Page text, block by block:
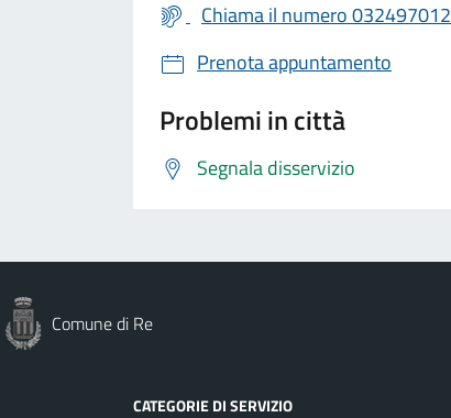
Chiama il numero 032497012
Prenota appuntamento
Problemi in città
Segnala disservizio
Comune di Re
CATEGORIE DI SERVIZIO